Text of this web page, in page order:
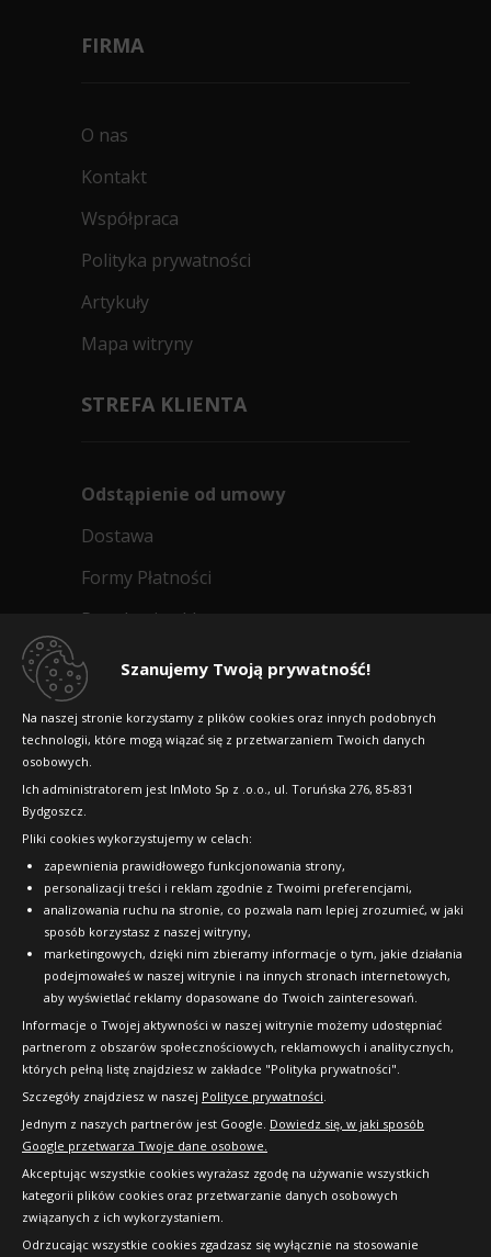
Szanujemy Twoją prywatność!
Na naszej stronie korzystamy z plików cookies oraz innych podobnych
technologii, które mogą wiązać się z przetwarzaniem Twoich danych
osobowych.
Ich administratorem jest InMoto Sp z .o.o., ul. Toruńska 276, 85-831
Bydgoszcz.
Pliki cookies wykorzystujemy w celach:
zapewnienia prawidłowego funkcjonowania strony,
personalizacji treści i reklam zgodnie z Twoimi preferencjami,
analizowania ruchu na stronie, co pozwala nam lepiej zrozumieć, w jaki
sposób korzystasz z naszej witryny,
marketingowych, dzięki nim zbieramy informacje o tym, jakie działania
podejmowałeś w naszej witrynie i na innych stronach internetowych,
aby wyświetlać reklamy dopasowane do Twoich zainteresowań.
Informacje o Twojej aktywności w naszej witrynie możemy udostępniać
partnerom z obszarów społecznościowych, reklamowych i analitycznych,
których pełną listę znajdziesz w zakładce "Polityka prywatności".
Szczegóły znajdziesz w naszej Polityce prywatności.
Jednym z naszych partnerów jest Google. Dowiedz się, w jaki sposób
Google przetwarza Twoje dane osobowe.
Akceptując wszystkie cookies wyrażasz zgodę na używanie wszystkich
kategorii plików cookies oraz przetwarzanie danych osobowych
związanych z ich wykorzystaniem.
Odrzucając wszystkie cookies zgadzasz się wyłącznie na stosowanie
FIRMA
O nas
Kontakt
Współpraca
Polityka prywatności
Artykuły
Mapa witryny
STREFA KLIENTA
Odstąpienie od umowy
Dostawa
Formy Płatności
Regulamin sklepu
Dlaczego warto kupić w 24opony.pl
Raty
FAQ
OFICJALNY PARTNER